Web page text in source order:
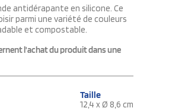
antidérapante en silicone. Ce
parmi une variété de couleurs
et compostable.
l'achat du produit dans une
Taille
12,4 x Ø 8,6 cm